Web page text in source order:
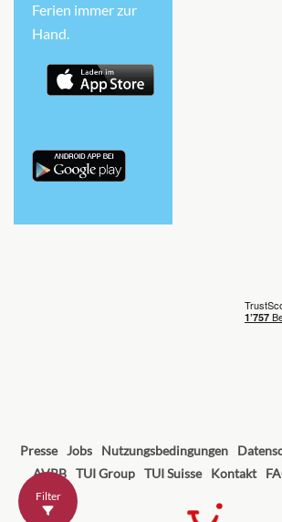
Filter
Ferien immer zur
Hand.
Presse Jobs Nutzungsbedingungen
AVRB TUI Group TUI Suisse Kontakt